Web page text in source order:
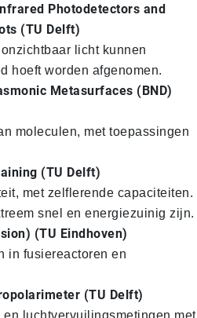
Photodetectors and
(TU Delft)
licht kunnen
hoeft worden afgenomen.
Metasurfaces (BND)
moleculen, met toepassingen
(TU Delft)
met zelflerende capaciteiten.
snel en energiezuinig zijn.
(TU Eindhoven)
in fusiereactoren en
(TU Delft)
luchtvervuilingsmetingen met